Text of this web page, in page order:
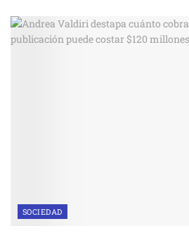
SOCIEDAD